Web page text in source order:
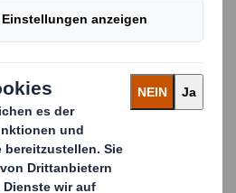
mit der Partneruniversität ab?